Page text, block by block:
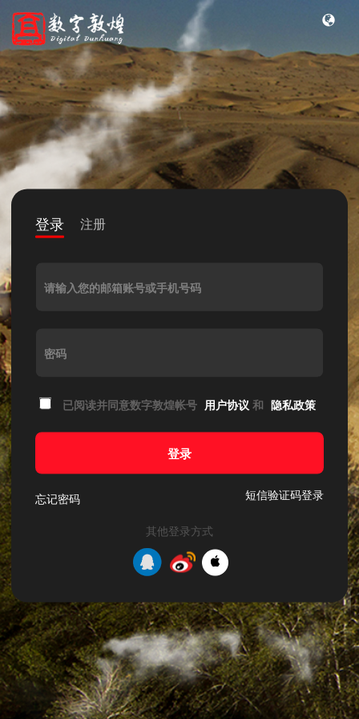
登录 注册
请输入您的邮箱账号或手机号码
密码
已阅读并同意数字敦煌帐号 用户协议 和 隐私政策
登录
忘记密码 短信验证码登录
其他登录方式